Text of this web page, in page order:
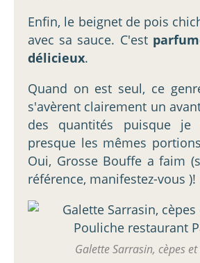
Enfin, le beignet de pois
avec sa sauce. C'est
délicieux.
Quand on est seul, ce
s'avèrent clairement un
des quantités puisque
presque les mêmes
Oui, Grosse Bouffe a faim
référence, manifestez-vous )!
Galette Sarrasin, cèpes